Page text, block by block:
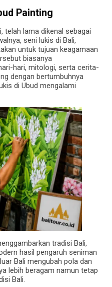
Painting
telah lama dikenal sebagai
seni lukis di Bali,
untuk tujuan keagamaan
biasanya
hari, mitologi, serta cerita-
dengan bertumbuhnya
di Ubud mengalami
tradisi Bali,
hasil pengaruh seniman
Bali mengubah pola dan
lebih beragam namun tetap
Bali.